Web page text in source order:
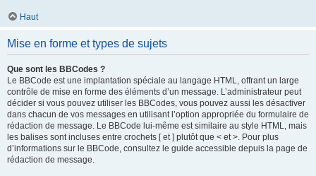
Haut
Mise en forme et types de sujets
Que sont les BBCodes ?
Le BBCode est une implantation spéciale au langage HTML, offrant un large
contrôle de mise en forme des éléments d’un message. L’administrateur peut
décider si vous pouvez utiliser les BBCodes, vous pouvez aussi les désactiver
dans chacun de vos messages en utilisant l’option appropriée du formulaire de
rédaction de message. Le BBCode lui-même est similaire au style HTML, mais
les balises sont incluses entre crochets [ et ] plutôt que < et >. Pour plus
d’informations sur le BBCode, consultez le guide accessible depuis la page de
rédaction de message.